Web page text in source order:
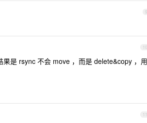
9
10
是 rsync 不会 move ，而是 delete&copy ，用
11